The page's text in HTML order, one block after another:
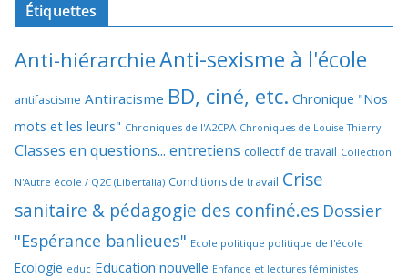
Étiquettes
Anti-hiérarchieAnti-sexisme à l'école
antifascisme Antiracisme BD, ciné, etc. Chronique "Nos
mots et les leurs" Chroniques de l'A2CPA Chroniques de Louise Thierry
Classes en questions... entretiens collectif de travail Collection
N'Autre école / Q2C (Libertalia) Conditions de travail Crise
sanitaire & pédagogie des confiné.es Dossier
"Espérance banlieues" Ecole politique politique de l'école
Ecologie educ Education nouvelle Enfance et lectures féministes